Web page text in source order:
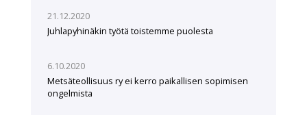
21.12.2020
Juhlapyhinäkin työtä toistemme puolesta
6.10.2020
Metsäteollisuus ry ei kerro paikallisen sopimisen
ongelmista